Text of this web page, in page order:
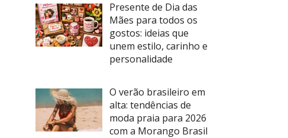
Presente de Dia das
Mães para todos os
gostos: ideias que
unem estilo, carinho e
personalidade
O verão brasileiro em
alta: tendências de
moda praia para 2026
com a Morango Brasil